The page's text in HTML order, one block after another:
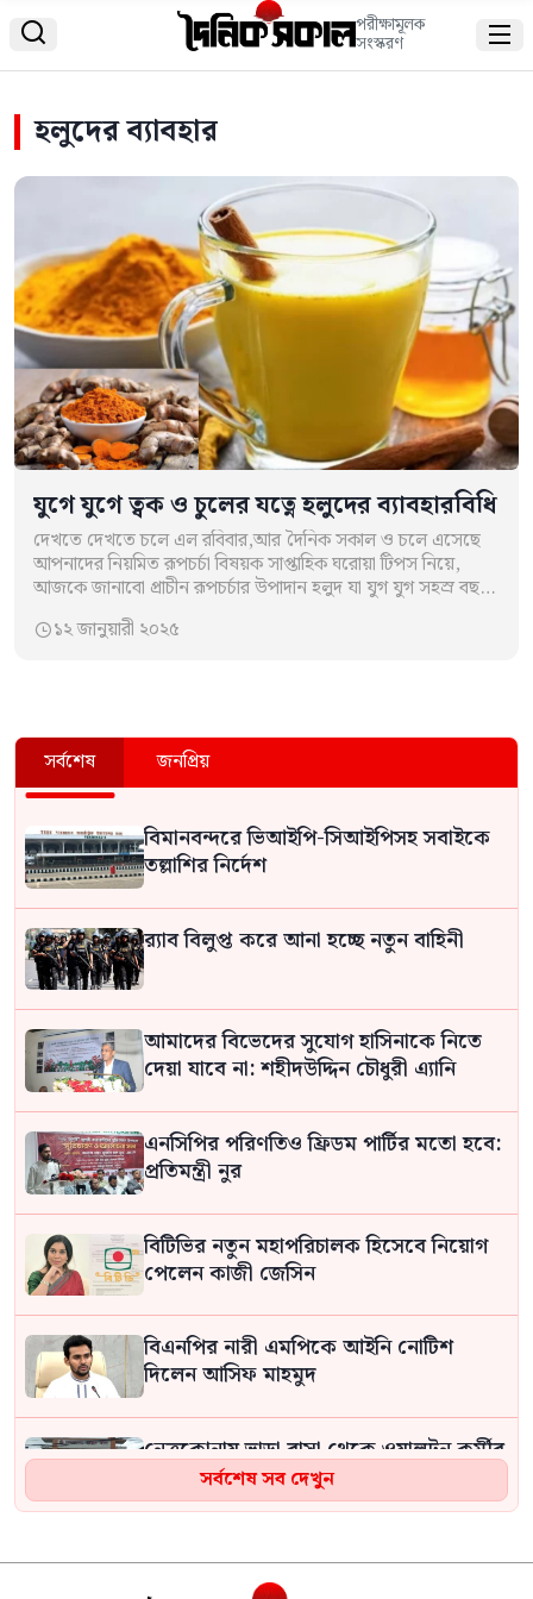
 পরীক্ষামূলক
সংস্করণ 
হলুদের ব্যাবহার
যুগে যুগে ত্বক ও চুলের যত্নে হলুদের ব্যাবহারবিধি
দেখতে দেখতে চলে এল রবিবার,আর দৈনিক সকাল ও চলে এসেছে
আপনাদের নিয়মিত রূপচর্চা বিষয়ক সাপ্তাহিক ঘরোয়া টিপস নিয়ে,
আজকে জানাবো প্রাচীন রূপচর্চার উপাদান হলুদ যা যুগ যুগ সহস্র বছর
১২ জানুয়ারী ২০২৫
সর্বশেষ জনপ্রিয়
বিমানবন্দরে ভিআইপি-সিআইপিসহ সবাইকে
তল্লাশির নির্দেশ
র‍্যাব বিলুপ্ত করে আনা হচ্ছে নতুন বাহিনী
আমাদের বিভেদের সুযোগ হাসিনাকে নিতে
দেয়া যাবে না: শহীদউদ্দিন চৌধুরী এ্যানি
এনসিপির পরিণতিও ফ্রিডম পার্টির মতো হবে:
প্রতিমন্ত্রী নুর
বিটিভির নতুন মহাপরিচালক হিসেবে নিয়োগ
পেলেন কাজী জেসিন
বিএনপির নারী এমপিকে আইনি নোটিশ
দিলেন আসিফ মাহমুদ
নেত্রকোনায় ভাড়া বাসা থেকে ওয়ালটন কর্মীর
রক্তাক্ত লাশ উদ্ধার
নিসচার বৃক্ষরোপণ কর্মসূচির উদ্বোধন
সর্বশেষ সব দেখুন